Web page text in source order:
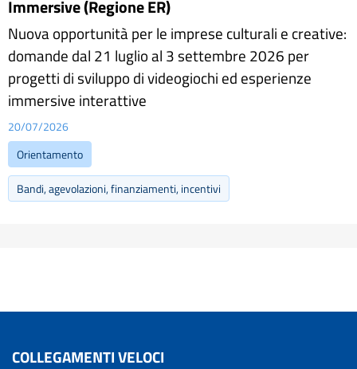
Immersive (Regione ER)
Nuova opportunità per le imprese culturali e creative:
domande dal 21 luglio al 3 settembre 2026 per
progetti di sviluppo di videogiochi ed esperienze
immersive interattive
20/07/2026
Orientamento
Bandi, agevolazioni, finanziamenti, incentivi
COLLEGAMENTI VELOCI